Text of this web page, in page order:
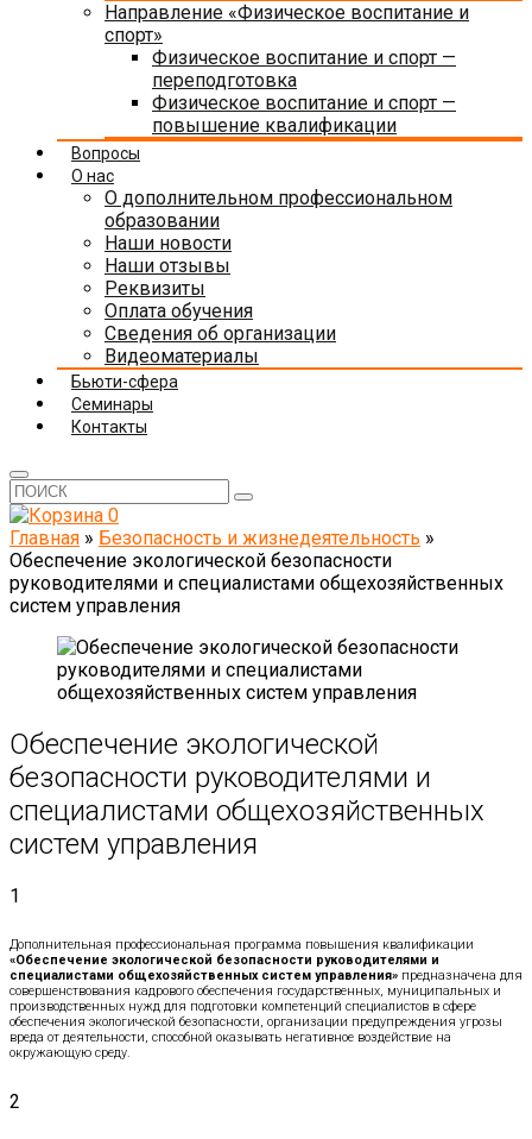
Направление «Физическое воспитание и
спорт»
Физическое воспитание и спорт —
переподготовка
Физическое воспитание и спорт —
повышение квалификации
Вопросы
О нас
О дополнительном профессиональном
образовании
Наши новости
Наши отзывы
Реквизиты
Оплата обучения
Сведения об организации
Видеоматериалы
Бьюти-сфера
Семинары
Контакты
0
Главная » Безопасность и жизнедеятельность »
Обеспечение экологической безопасности
руководителями и специалистами общехозяйственных
систем управления
Обеспечение экологической
безопасности руководителями и
специалистами общехозяйственных
систем управления
1
Дополнительная профессиональная программа повышения квалификации
«Обеспечение экологической безопасности руководителями и
специалистами общехозяйственных систем управления» предназначена для
совершенствования кадрового обеспечения государственных, муниципальных и
производственных нужд для подготовки компетенций специалистов в сфере
обеспечения экологической безопасности, организации предупреждения угрозы
вреда от деятельности, способной оказывать негативное воздействие на
окружающую среду.
2